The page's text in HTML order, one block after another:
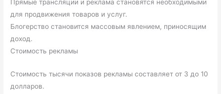
Прямые трансляции и реклама становятся необходимыми
для продвижения товаров и услуг.
Блогерство становится массовым явлением, приносящим
доход.
Стоимость рекламы
Стоимость тысячи показов рекламы составляет от 3 до 10
долларов.